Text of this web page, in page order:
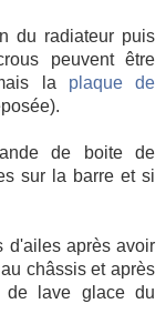
du radiateur puis
peuvent être
la plaque de
de boite de
sur la barre et si
d'ailes après avoir
châssis et après
de lave glace du